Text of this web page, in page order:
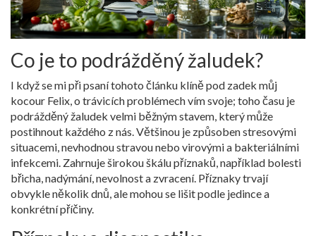
Co je to podrážděný žaludek?
I když se mi při psaní tohoto článku klíně pod zadek můj
kocour Felix, o trávicích problémech vím svoje; toho času je
podrážděný žaludek velmi běžným stavem, který může
postihnout každého z nás. Většinou je způsoben stresovými
situacemi, nevhodnou stravou nebo virovými a bakteriálními
infekcemi. Zahrnuje širokou škálu příznaků, například bolesti
břicha, nadýmání, nevolnost a zvracení. Příznaky trvají
obvykle několik dnů, ale mohou se lišit podle jedince a
konkrétní příčiny.